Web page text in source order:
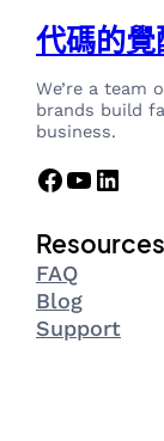
代碼的覺
We’re a team
brands build
business.
Facebook YouTube LinkedIn
Resources
FAQ
Blog
Support